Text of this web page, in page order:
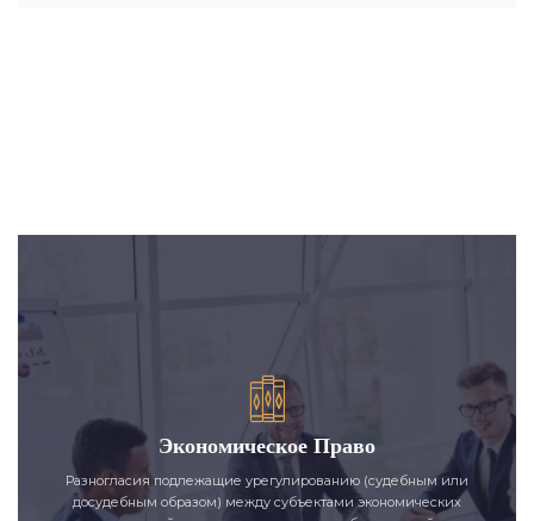
Экономическое Право
Разногласия подлежащие урегулированию (судебным или
досудебным образом) между субъектами экономических